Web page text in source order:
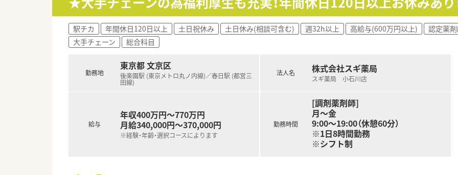
駅チカ 年間休日120日以上 土日祝休み 土日休み(相談可含む) 週32h以上 高給与(600万円以上)
認定薬
大手チェーン
総合科目
勤務地
東京都 文京区
後楽園駅 (東京メトロ丸ノ内線)／春日駅 (都営三
田線)
給与
年収400万円～770万円
月給340,000円～370,000円
※経験・年齢・選択コースによります
法人名 株式会社スギ薬局
スギ薬局 小石川店
勤務時間
[調剤薬剤師]
月～金
9:00～19:00（休憩60分）
※1日8時間勤務
※シフト制